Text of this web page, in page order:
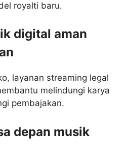
royalti baru.
digital aman
layanan streaming legal
melindungi karya
pembajakan.
depan musik